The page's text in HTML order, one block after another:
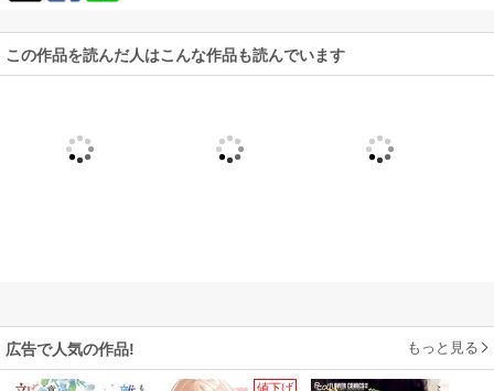
この作品を読んだ人はこんな作品も読んでいます
広告で人気の作品! もっと見る
値下げ